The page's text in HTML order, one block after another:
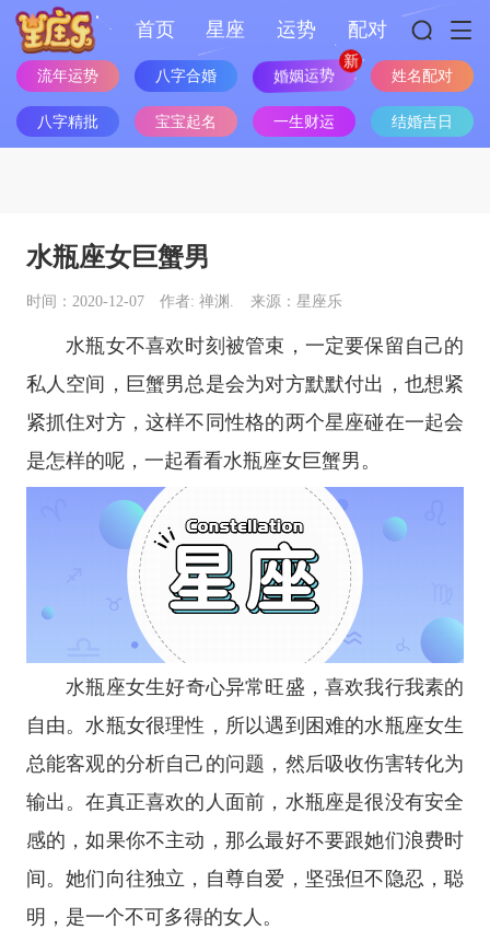
首页 星座 运势 配对
流年运势 八字合婚 婚姻运势 姓名配对
八字精批 宝宝起名 一生财运 结婚吉日
水瓶座女巨蟹男
时间：2020-12-07 作者: 禅渊. 来源：星座乐
水瓶女不喜欢时刻被管束，一定要保留自己的
私人空间，巨蟹男总是会为对方默默付出，也想紧
紧抓住对方，这样不同性格的两个星座碰在一起会
是怎样的呢，一起看看水瓶座女巨蟹男。
水瓶座女生好奇心异常旺盛，喜欢我行我素的
自由。水瓶女很理性，所以遇到困难的水瓶座女生
总能客观的分析自己的问题，然后吸收伤害转化为
输出。在真正喜欢的人面前，水瓶座是很没有安全
感的，如果你不主动，那么最好不要跟她们浪费时
间。她们向往独立，自尊自爱，坚强但不隐忍，聪
明，是一个不可多得的女人。